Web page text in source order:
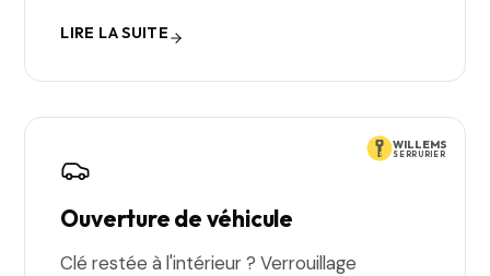
LIRE LA SUITE
WILLEMS
SERRURIER
Ouverture de véhicule
Clé restée à l'intérieur ? Verrouillage